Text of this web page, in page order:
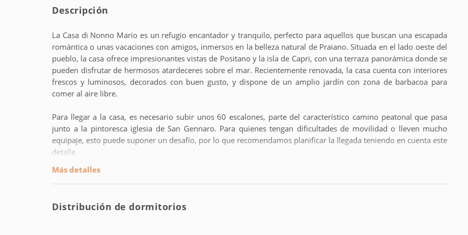
Descripción
La Casa di Nonno Mario es un refugio encantador y tranquilo, perfecto para aquellos que buscan una escapada
romántica o unas vacaciones con amigos, inmersos en la belleza natural de Praiano. Situada en el lado oeste del
pueblo, la casa ofrece impresionantes vistas de Positano y la isla de Capri, con una terraza panorámica donde se
pueden disfrutar de hermosos atardeceres sobre el mar. Recientemente renovada, la casa cuenta con interiores
frescos y luminosos, decorados con buen gusto, y dispone de un amplio jardín con zona de barbacoa para
comer al aire libre.
Para llegar a la casa, es necesario subir unos 60 escalones, parte del característico camino peatonal que pasa
junto a la pintoresca iglesia de San Gennaro. Para quienes tengan dificultades de movilidad o lleven mucho
equipaje, esto puede suponer un desafío, por lo que recomendamos planificar la llegada teniendo en cuenta este
detalle.
La casa se distribuye en tres niveles:
Más detalles
Distribución de dormitorios